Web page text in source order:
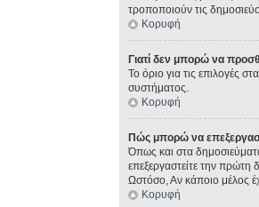
τροποποιούν τις
Κορυφή
Γιατί δεν μπορώ να
Το όριο για τις επιλογές
συστήματος.
Κορυφή
Πώς μπορώ να
Όπως και στα
επεξεργαστείτε την
Ωστόσο, Αν κάποιο μέλος
Κορυφή